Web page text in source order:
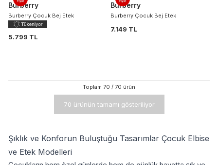
Burberry
Burberry Çocuk Bej Etek
5.799 TL
Burberry
Burberry Çocuk Bej Etek
7.149 TL
Toplam 70 / 70 ürün
70 ürünün tamamı gösteriliyor
Şıklık ve Konforun Buluştuğu Tasarımlar Çocuk Elbise
ve Etek Modelleri